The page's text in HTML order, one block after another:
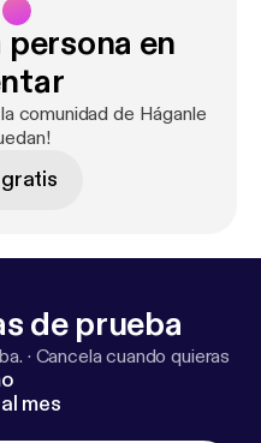
en
comunidad de Háganle
de prueba
· Cancela cuando quieras
mes